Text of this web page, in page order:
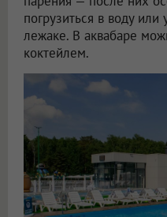
погрузиться в воду
лежаке. В аквабаре
коктейлем.